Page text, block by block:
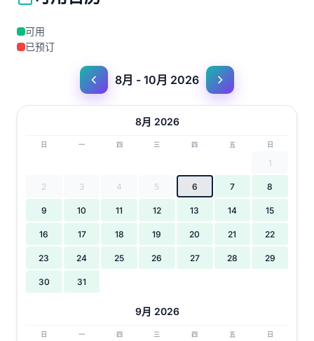
可用
已预订
8月 - 10月 2026
8月 2026
日 一 四 三 四 五 日
1
2 3 4 5 6 7 8
9 10 11 12 13 14 15
16 17 18 19 20 21 22
23 24 25 26 27 28 29
30 31
9月 2026
日 一 四 三 四 五 日